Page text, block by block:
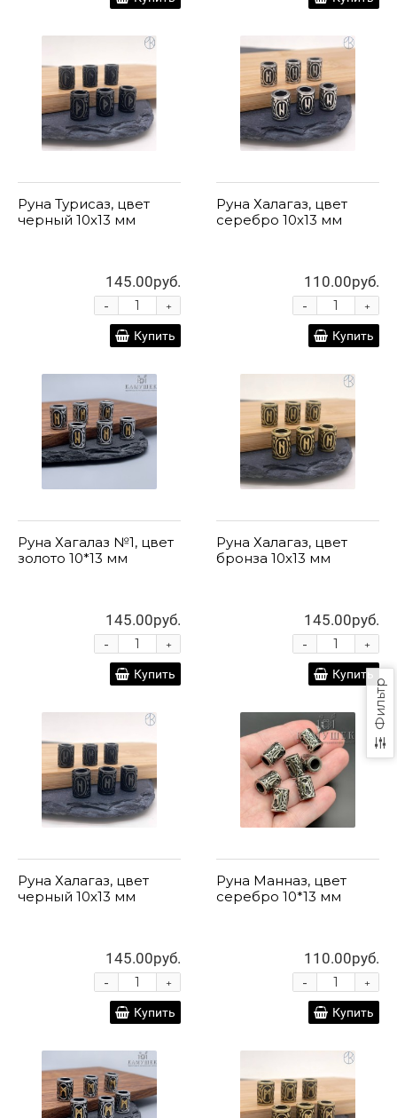
Фильтр
Руна Турисаз, цвет
черный 10х13 мм
145.00руб.
+
-
Купить
Руна Халагаз, цвет
серебро 10х13 мм
110.00руб.
+
-
Купить
Руна Хагалаз №1, цвет
золото 10*13 мм
145.00руб.
+
-
Купить
Руна Халагаз, цвет
бронза 10х13 мм
145.00руб.
+
-
Купить
Руна Халагаз, цвет
черный 10х13 мм
145.00руб.
+
-
Купить
Руна Манназ, цвет
серебро 10*13 мм
110.00руб.
+
-
Купить